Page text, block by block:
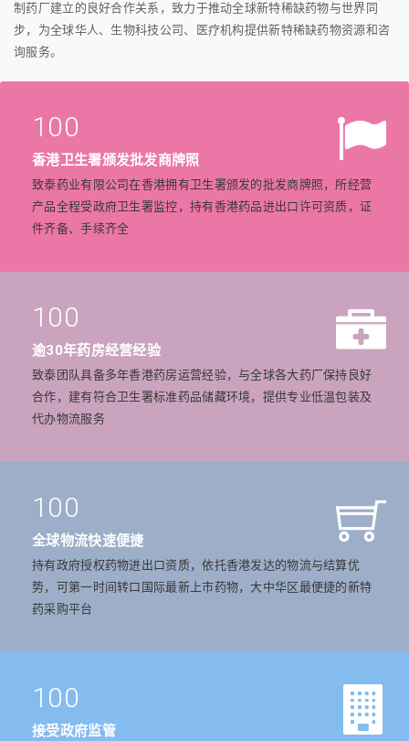
制药厂建立的良好合作关系，致力于推动全球新特稀缺药物与世界同
步，为全球华人、生物科技公司、医疗机构提供新特稀缺药物资源和咨
询服务。
100
香港卫生署颁发批发商牌照
致泰药业有限公司在香港拥有卫生署颁发的批发商牌照，所经营
产品全程受政府卫生署监控，持有香港药品进出口许可资质，证
件齐备、手续齐全
100
逾30年药房经营经验
致泰团队具备多年香港药房运营经验，与全球各大药厂保持良好
合作，建有符合卫生署标准药品储藏环境，提供专业低温包装及
代办物流服务
100
全球物流快速便捷
持有政府授权药物进出口资质，依托香港发达的物流与结算优
势，可第一时间转口国际最新上市药物，大中华区最便捷的新特
药采购平台
100
接受政府监管